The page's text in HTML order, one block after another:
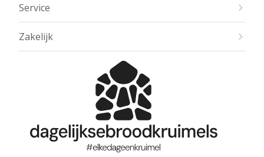
Service
Zakelijk